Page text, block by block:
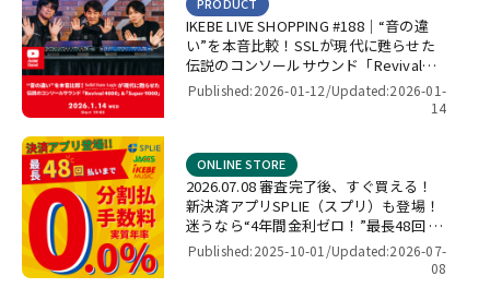
IKEBE LIVE SHOPPING #188｜“音の違
い”を本音比較！SSLが現代に甦らせた
伝説のコンソールサウンド「Revival
4000」＆「Super 9000」【presented
PRODUCT
Published:2026-01-12/Updated:2026-01-
14
2026.07.08 審査完了後、すぐ買える！
新決済アプリSPLIE（スプリ）も登場！
迷うなら“4年間金利ゼロ！”最長48回 無
金利キャンペーン
ONLINE STORE
Published:2025-10-01/Updated:2026-07-
08